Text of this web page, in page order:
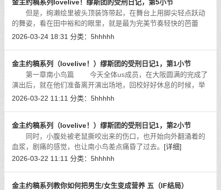
金主约稿系列lovelive！缪斯团的受刑日记，第5小节
但是，绚濑绘里被头顶装饰带起，在舞台上用脚尖轻点跃动
的舞姿，看在田中裕和的眼里，就是最为完美节奏轻快的芭蕾
舞。[详细]
2026-03-24 18:31 分类： 5hhhhh
金主约稿系列（lovelive！）缪斯团的受刑日记1，第1小节
第一章南小鸟篇 今天全体us成员，在大阪圆满的完成了
演出后，就在他们准备离开演出场地，回校好好休息的时候，举
办这场演出的合作方和一众粉丝却叫住了她们，并盛情邀请她们
2026-03-22 11:11 分类： 5hhhhh
金主约稿系列（lovelive！）缪斯团的受刑日记1，第2小节
同时，小腹处被老鼠撕咬出来的伤口，也开始向外翻涌着的
血浆，剧痛的感觉，也让南小鸟差点痛昏了过去。 [详细]
2026-03-22 11:11 分类： 5hhhhh
金主约稿系列教你如何把男生/女生变成营养 五（IF结局）